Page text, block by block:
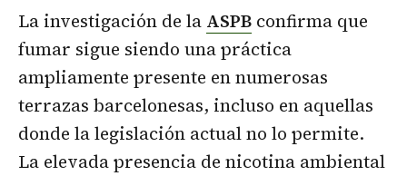
La investigación de la ASPB confirma que
fumar sigue siendo una práctica
ampliamente presente en numerosas
terrazas barcelonesas, incluso en aquellas
donde la legislación actual no lo permite.
La elevada presencia de nicotina ambiental